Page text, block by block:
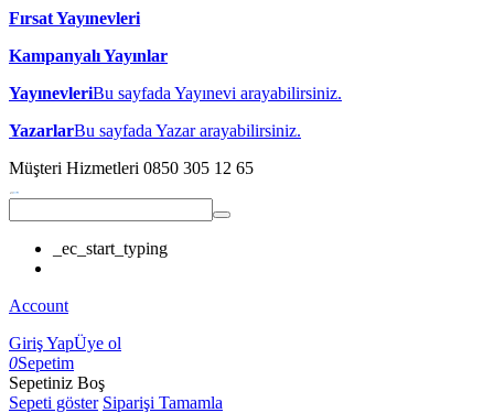
Fırsat Yayınevleri
Kampanyalı Yayınlar
YayınevleriBu sayfada Yayınevi arayabilirsiniz.
YazarlarBu sayfada Yazar arayabilirsiniz.
Müşteri Hizmetleri 0850 305 12 65
_ec_start_typing
Account
Giriş YapÜye ol
0Sepetim
Sepetiniz Boş
Sepeti göster Siparişi Tamamla